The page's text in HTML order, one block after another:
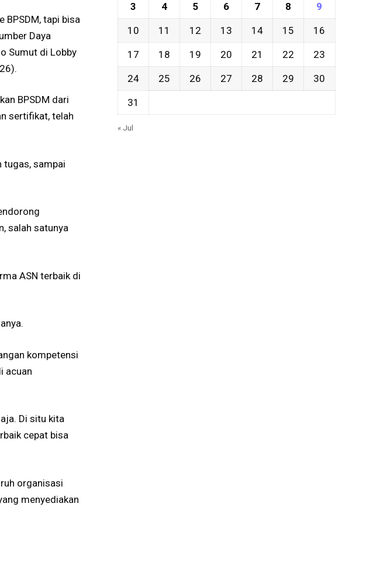
BPSDM, tapi bisa
Daya
Sumut di Lobby
BPSDM dari
sertifikat, telah
tugas, sampai
salah satunya
ASN terbaik di
kompetensi
acuan
Di situ kita
cepat bisa
organisasi
menyediakan
3 4 5 6 7 8 9
10 11 12 13 14 15 16
17 18 19 20 21 22 23
24 25 26 27 28 29 30
31
« Jul